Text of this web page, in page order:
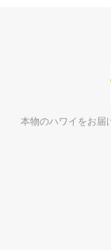
本物のハワイをお